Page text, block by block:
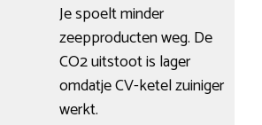
Je spoelt minder
zeepproducten weg. De
CO2 uitstoot is lager
omdatje CV-ketel zuiniger
werkt.